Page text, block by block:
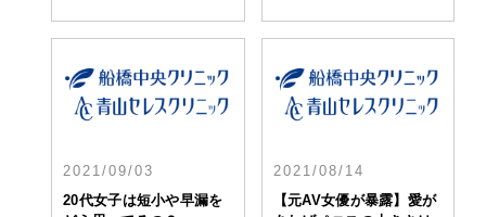
2021/09/03
20代女子は短小や早漏を
2021/08/14
【元AV女優が暴露】愛が